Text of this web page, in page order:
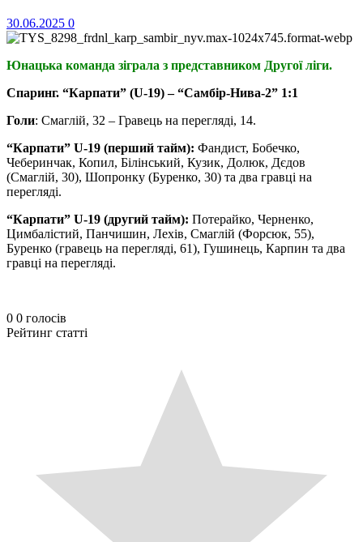
30.06.2025 0
Юнацька команда зіграла з представником Другої ліги.
Спаринг. “Карпати” (U-19) – “Самбір-Нива-2” 1:1
Голи: Смаглій, 32 – Гравець на перегляді, 14.
“Карпати” U-19 (перший тайм): Фандист, Бобечко,
Чеберинчак, Копил, Білінський, Кузик, Долюк, Дєдов
(Смаглій, 30), Шопронку (Буренко, 30) та два гравці на
перегляді.
“Карпати” U-19 (другий тайм): Потерайко, Черненко,
Цимбалістий, Панчишин, Лехів, Смаглій (Форсюк, 55),
Буренко (гравець на перегляді, 61), Гушинець, Карпин та два
гравці на перегляді.
0 0 голосів
Рейтинг статті